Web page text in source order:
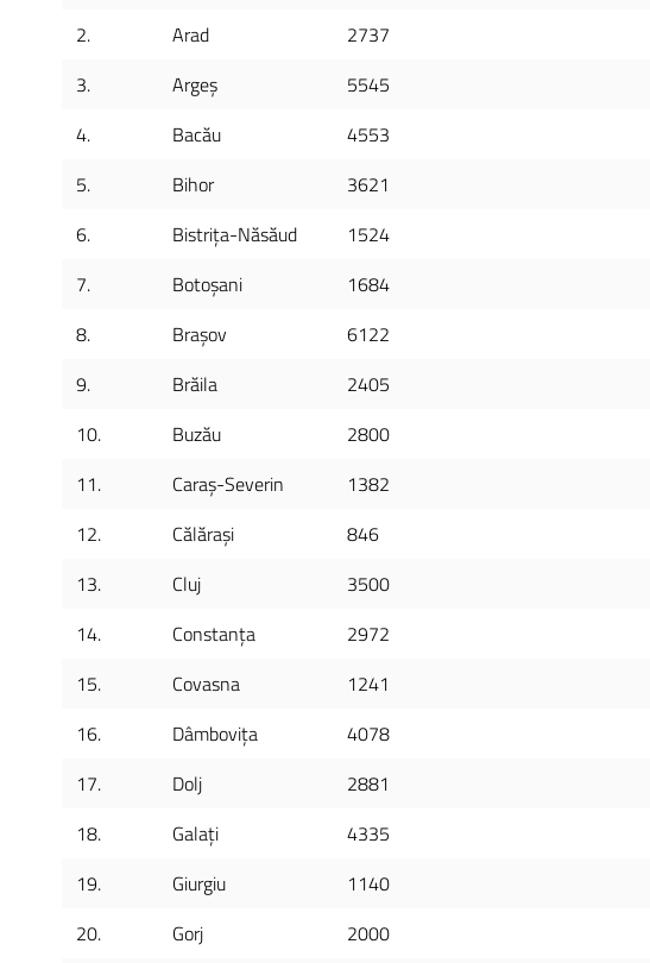
2.
Arad 2737
3.
Argeș 5545
4.
Bacău 4553
5.
Bihor 3621
6.
Bistrița-Năsăud 1524
7.
Botoșani 1684
8.
Brașov 6122
9.
Brăila 2405
10.
Buzău 2800
11.
Caraș-Severin 1382
12.
Călărași 846
13.
Cluj 3500
14.
Constanța 2972
15.
Covasna 1241
16.
Dâmbovița 4078
17.
Dolj 2881
18.
Galați 4335
19.
Giurgiu 1140
20.
Gorj 2000